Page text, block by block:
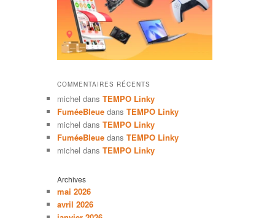
COMMENTAIRES RÉCENTS
michel dansTEMPO Linky
FuméeBleue dansTEMPO Linky
michel dansTEMPO Linky
FuméeBleue dansTEMPO Linky
michel dansTEMPO Linky
Archives
mai 2026
avril 2026